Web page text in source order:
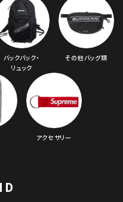
バックパック・
リュック
その他バッグ類
アクセサリー